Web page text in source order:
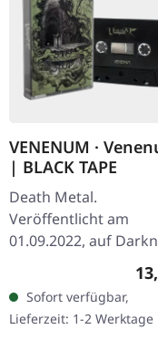
VENENUM ·
| BLACK TAPE
Death Metal.
Veröffentlicht am
01.09.2022, auf
Shall Rise
Limitierte schwarze
Musik-Kassette. Dieses
selbstbetitelte Werk
Sofort verfügbar,
Lieferzeit: 1-2 Werktage